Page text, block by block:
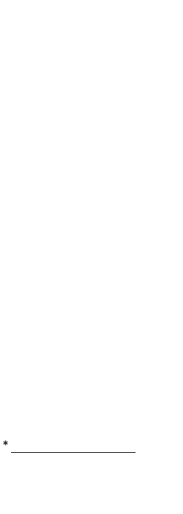
*Обязательно